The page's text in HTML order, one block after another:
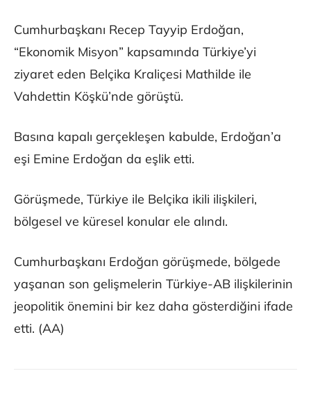
Cumhurbaşkanı Recep Tayyip Erdoğan,
“Ekonomik Misyon” kapsamında Türkiye’yi
ziyaret eden Belçika Kraliçesi Mathilde ile
Vahdettin Köşkü’nde görüştü.
Basına kapalı gerçekleşen kabulde, Erdoğan’a
eşi Emine Erdoğan da eşlik etti.
Görüşmede, Türkiye ile Belçika ikili ilişkileri,
bölgesel ve küresel konular ele alındı.
Cumhurbaşkanı Erdoğan görüşmede, bölgede
yaşanan son gelişmelerin Türkiye-AB ilişkilerinin
jeopolitik önemini bir kez daha gösterdiğini ifade
etti. (AA)